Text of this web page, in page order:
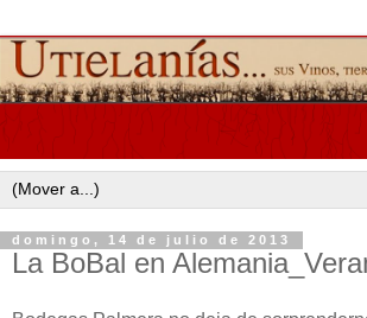
domingo, 14 de julio de 2013
La BoBal en